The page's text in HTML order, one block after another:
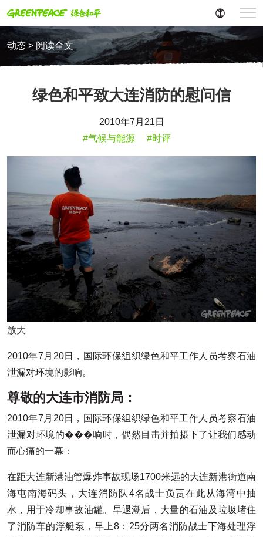
动态 > 阅读全文
绿色和平致大连消防的慰问信
2010年7月21日
#气候与能源
#时评
放大
2010年7月20日，国际环保组织绿色和平工作人员考察石油
泄漏对环境的影响。
尊敬的大连市消防局：
2010年7月20日，国际环保组织绿色和平工作人员考察石油
泄漏对环境的���响时，偶然目击并拍摄下了让我们感动
而心痛的一幕：
在距大连新港油管爆炸事故现场1700米远的大连新港街道南
海屯南海码头，大连消防队4名战士负责在此从海湾中抽
水，用于冷却事故油罐。早退潮后，大量的石油及垃圾堵住
了消防车的浮艇泵，早上8：25分两名消防战士下海处理浮